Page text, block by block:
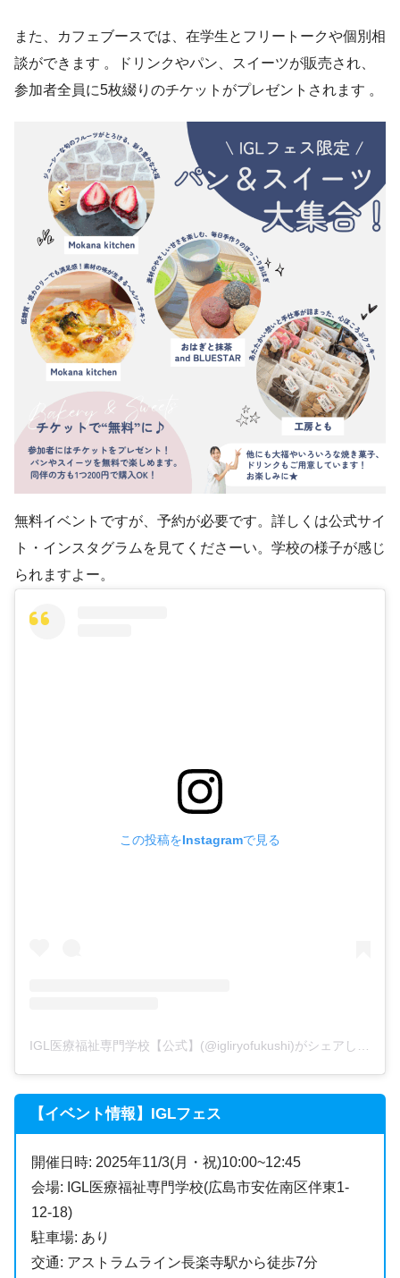
また、カフェブースでは、在学生とフリートークや個別相
談ができます 。ドリンクやパン、スイーツが販売され、
参加者全員に5枚綴りのチケットがプレゼントされます 。
無料イベントですが、予約が必要です。詳しくは公式サイ
ト・インスタグラムを見てくださーい。学校の様子が感じ
られますよー。
この投稿をInstagramで見る
【イベント情報】IGLフェス
開催日時: 2025年11/3(月・祝)10:00~12:45
会場: IGL医療福祉専門学校(広島市安佐南区伴東1-
12-18)
駐車場: あり
交通: アストラムライン長楽寺駅から徒歩7分